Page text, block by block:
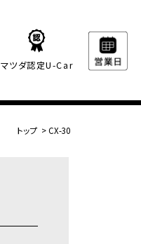
マツダ認定U-Car
トップ >CX-30